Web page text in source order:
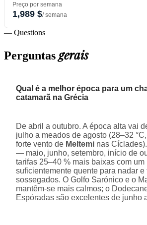
Preço por semana
1,989 $/ semana
— Questions
Perguntasgerais
Qual é a melhor época para um
catamarã na Grécia
De abril a outubro. A época alta vai
julho a meados de agosto (28–32
forte vento de Meltemi nas
— maio, junho, setembro, início de
tarifas 25–40 % mais baixas com um
suficientemente quente para nadar
sossegados. O Golfo Sarónico e o
mantêm-se mais calmos; o
Espóradas são excelentes de junho